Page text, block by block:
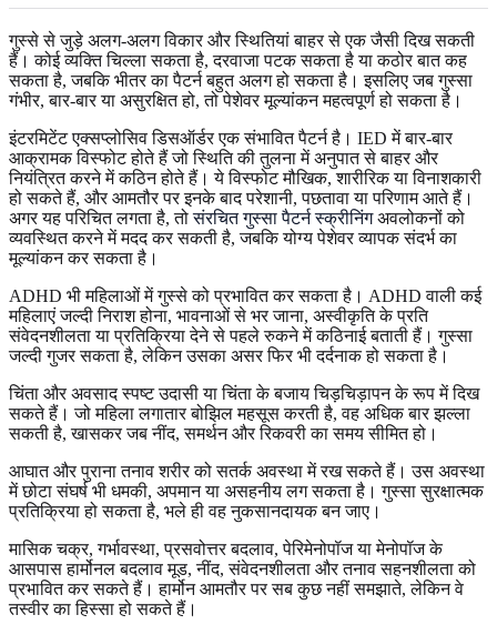
गुस्से से जुड़े अलग-अलग विकार और स्थितियां बाहर से एक जैसी दिख सकती
हैं। कोई व्यक्ति चिल्ला सकता है, दरवाजा पटक सकता है या कठोर बात कह
सकता है, जबकि भीतर का पैटर्न बहुत अलग हो सकता है। इसलिए जब गुस्सा
गंभीर, बार-बार या असुरक्षित हो, तो पेशेवर मूल्यांकन महत्वपूर्ण हो सकता है।
इंटरमिटेंट एक्सप्लोसिव डिसऑर्डर एक संभावित पैटर्न है। IED में बार-बार
आक्रामक विस्फोट होते हैं जो स्थिति की तुलना में अनुपात से बाहर और
नियंत्रित करने में कठिन होते हैं। ये विस्फोट मौखिक, शारीरिक या विनाशकारी
हो सकते हैं, और आमतौर पर इनके बाद परेशानी, पछतावा या परिणाम आते हैं।
अगर यह परिचित लगता है, तोसंरचित गुस्सा पैटर्न स्क्रीनिंगअवलोकनों को
व्यवस्थित करने में मदद कर सकती है, जबकि योग्य पेशेवर व्यापक संदर्भ का
मूल्यांकन कर सकता है।
ADHD भी महिलाओं में गुस्से को प्रभावित कर सकता है। ADHD वाली कई
महिलाएं जल्दी निराश होना, भावनाओं से भर जाना, अस्वीकृति के प्रति
संवेदनशीलता या प्रतिक्रिया देने से पहले रुकने में कठिनाई बताती हैं। गुस्सा
जल्दी गुजर सकता है, लेकिन उसका असर फिर भी दर्दनाक हो सकता है।
चिंता और अवसाद स्पष्ट उदासी या चिंता के बजाय चिड़चिड़ापन के रूप में दिख
सकते हैं। जो महिला लगातार बोझिल महसूस करती है, वह अधिक बार झल्ला
सकती है, खासकर जब नींद, समर्थन और रिकवरी का समय सीमित हो।
आघात और पुराना तनाव शरीर को सतर्क अवस्था में रख सकते हैं। उस अवस्था
में छोटा संघर्ष भी धमकी, अपमान या असहनीय लग सकता है। गुस्सा सुरक्षात्मक
प्रतिक्रिया हो सकता है, भले ही वह नुकसानदायक बन जाए।
मासिक चक्र, गर्भावस्था, प्रसवोत्तर बदलाव, पेरिमेनोपॉज या मेनोपॉज के
आसपास हार्मोनल बदलाव मूड, नींद, संवेदनशीलता और तनाव सहनशीलता को
प्रभावित कर सकते हैं। हार्मोन आमतौर पर सब कुछ नहीं समझाते, लेकिन वे
तस्वीर का हिस्सा हो सकते हैं।